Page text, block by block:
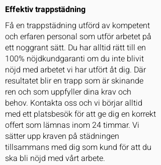
Effektiv trappstädning
Få en trappstädning utförd av kompetent
och erfaren personal som utför arbetet på
ett noggrant sätt. Du har alltid rätt till en
100% nöjdkundgaranti om du inte blivit
nöjd med arbetet vi har utfört åt dig. Där
resultatet blir en trapp som är skinande
ren och som uppfyller dina krav och
behov. Kontakta oss och vi börjar alltid
med ett platsbesök för att ge dig en korrekt
offert som lämnas inom 24 timmar. Vi
sätter upp kraven på städningen
tillsammans med dig som kund för att du
ska bli nöjd med vårt arbete.